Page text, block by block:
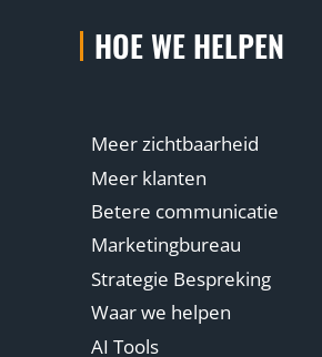
HOE WE HELPEN
Meer zichtbaarheid
Meer klanten
Betere communicatie
Marketingbureau
Strategie Bespreking
Waar we helpen
AI Tools